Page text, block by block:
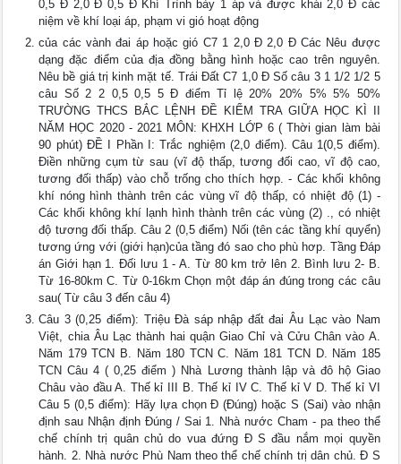
0,5 Đ 2,0 Đ 0,5 Đ Khí Trình bày 1 áp và được khái 2,0 Đ các
niệm về khí loại áp, phạm vi gió hoạt động
của các vành đai áp hoặc gió C7 1 2,0 Đ 2,0 Đ Các Nêu được
dạng đặc điểm của địa đồng bằng hình hoặc cao trên nguyên.
Nêu bề giá trị kinh mặt tế. Trái Đất C7 1,0 Đ Số câu 3 1 1/2 1/2 5
câu Số 2 2 0,5 0,5 5 Đ điểm Tỉ lệ 20% 20% 5% 5% 50%
TRƯỜNG THCS BẮC LỆNH ĐỀ KIỂM TRA GIỮA HỌC KÌ II
NĂM HỌC 2020 - 2021 MÔN: KHXH LỚP 6 ( Thời gian làm bài
90 phút) ĐỀ I Phần I: Trắc nghiệm (2,0 điểm). Câu 1(0,5 điểm).
Điền những cụm từ sau (vĩ độ thấp, tương đối cao, vĩ độ cao,
tương đối thấp) vào chỗ trống cho thích hợp. - Các khối không
khí nóng hình thành trên các vùng vĩ độ thấp, có nhiệt độ (1) -
Các khối không khí lạnh hình thành trên các vùng (2) ., có nhiệt
độ tương đối thấp. Câu 2 (0,5 điểm) Nối (tên các tầng khí quyển)
tương ứng với (giới hạn)của tầng đó sao cho phù hơp. Tầng Đáp
án Giới hạn 1. Đối lưu 1 - A. Từ 80 km trở lên 2. Bình lưu 2- B.
Từ 16-80km C. Từ 0-16km Chọn một đáp án đúng trong các câu
sau( Từ câu 3 đến câu 4)
Câu 3 (0,25 điểm): Triệu Đà sáp nhập đất đai Âu Lạc vào Nam
Việt, chia Âu Lạc thành hai quận Giao Chỉ và Cửu Chân vào A.
Năm 179 TCN B. Năm 180 TCN C. Năm 181 TCN D. Năm 185
TCN Câu 4 ( 0,25 điểm ) Nhà Lương thành lập và đô hộ Giao
Châu vào đầu A. Thế kỉ III B. Thế kỉ IV C. Thế kỉ V D. Thế kỉ VI
Câu 5 (0,5 điểm): Hãy lựa chọn Đ (Đúng) hoặc S (Sai) vào nhận
định sau Nhận định Đúng / Sai 1. Nhà nước Cham - pa theo thể
chế chính trị quân chủ do vua đứng Đ S đầu nắm mọi quyền
hành. 2. Nhà nước Phù Nam theo thể chế chính trị dân chủ. Đ S